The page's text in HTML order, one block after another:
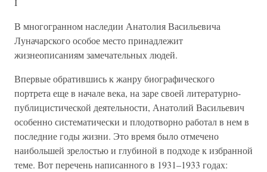
В многогранном наследии Анатолия Васильевича
Луначарского особое место принадлежит
жизнеописаниям замечательных людей.
Впервые обратившись к жанру биографического
портрета еще в начале века, на заре своей литературно-
публицистической деятельности, Анатолий Васильевич
особенно систематически и плодотворно работал в нем в
последние годы жизни. Это время было отмечено
наибольшей зрелостью и глубиной в подходе к избранной
теме. Вот перечень написанного в 1931–1933 годах: